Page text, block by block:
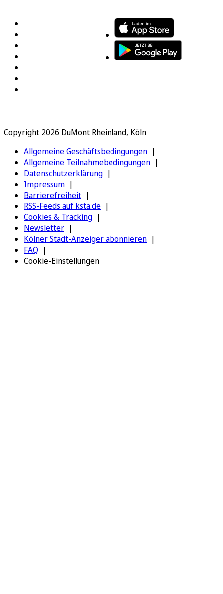
Copyright 2026 DuMont Rheinland, Köln
Allgemeine Geschäftsbedingungen
Allgemeine Teilnahmebedingungen
Datenschutzerklärung
Impressum
Barrierefreiheit
RSS-Feeds auf ksta.de
Cookies & Tracking
Newsletter
Kölner Stadt-Anzeiger abonnieren
FAQ
Cookie-Einstellungen